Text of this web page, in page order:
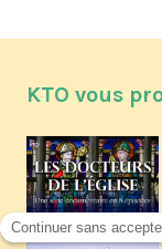
KTO vous